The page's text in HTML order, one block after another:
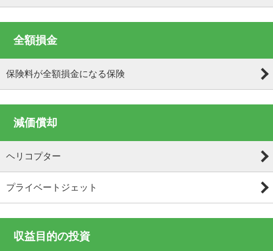
全額損金
保険料が全額損金になる保険
減価償却
ヘリコプター
プライベートジェット
収益目的の投資